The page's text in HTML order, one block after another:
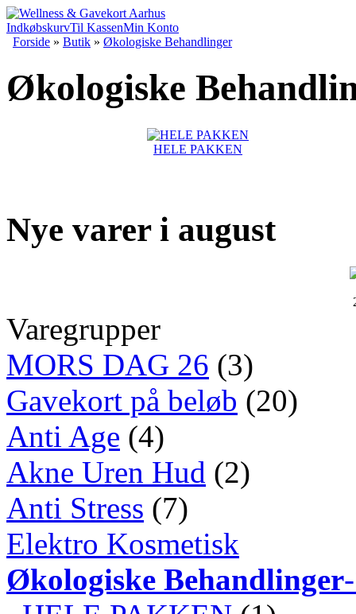
IndkøbskurvTil KassenMin Konto
Forside » Butik » Økologiske Behandlinger
Økologiske
HELE PAKKEN
Nye varer i august
Varegrupper
MORS DAG 26 (3)
Gavekort på beløb (20)
Anti Age (4)
Akne Uren Hud (2)
Anti Stress (7)
Elektro Kosmetisk
Økologiske Behandlinger